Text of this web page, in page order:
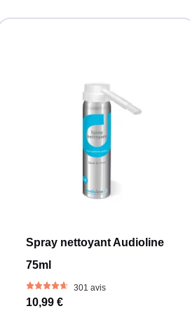
Spray nettoyant Audioline
75ml
301 avis
10,99 €